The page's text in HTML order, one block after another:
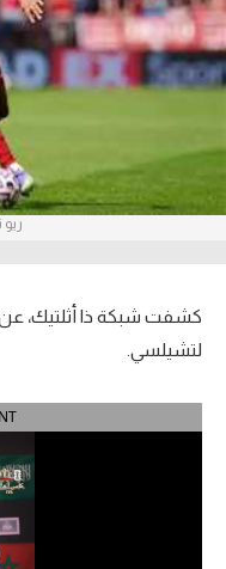
آراء حرة
ركن الألعاب
بطولات
أمريكا 2026
الدوري الإنجليزي الممتاز
الدوري الإسباني
كشفت شبكة ذا أثلتيك، عن
لتشيلسي.